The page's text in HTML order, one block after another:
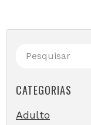
CATEGORIAS
Adulto